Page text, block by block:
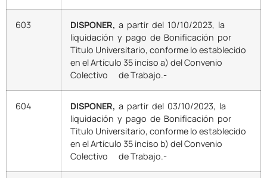
603 DISPONER, a partir del 10/10/2023, la
liquidación y pago de Bonificación por
Titulo Universitario, conforme lo establecido
en el Artículo 35 inciso a) del Convenio
Colectivo de Trabajo.-
604 DISPONER, a partir del 03/10/2023, la
liquidación y pago de Bonificación por
Titulo Universitario, conforme lo establecido
en el Artículo 35 inciso b) del Convenio
Colectivo de Trabajo.-